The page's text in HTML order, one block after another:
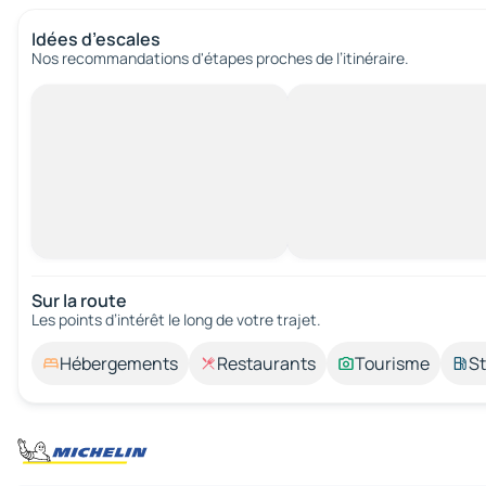
Idées d’escales
Nos recommandations d'étapes proches de l’itinéraire.
Sur la route
Les points d’intérêt le long de votre trajet.
Hébergements Restaurants Tourisme